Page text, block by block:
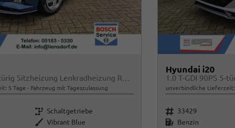
1.0 T-GDI 90PS 5-türig Sitzheizung Lenkradheizung Rückf.Kamera PDC Klima Apple CarPlay Android Auto Tempomat Touchscreen
5 Tage Fahrzeug mit Tageszulassung
Getriebe Schaltgetriebe
Außenfarbe Vibrant Blue
Hyundai i20
unverbindliche Lieferzeit:
Fahrzeugnr. 33429
Kraftstoff Benzin